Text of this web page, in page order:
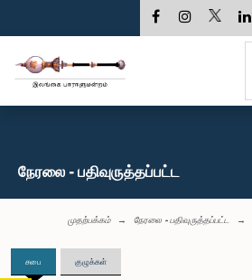
நேரலை - பதிவுருத்தப்பட்ட
முதற்பக்கம் நேரலை - பதிவுருத்தப்பட்ட
சபை குழுக்கள்